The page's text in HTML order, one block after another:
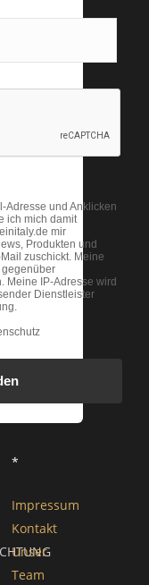
Adresse und Anklicken
ich mich damit
mir
Produkten und
zuschickt. Meine
Meine IP-Adresse wird
Dienstleister
*
Impressum
Kontakt
Unser
Team